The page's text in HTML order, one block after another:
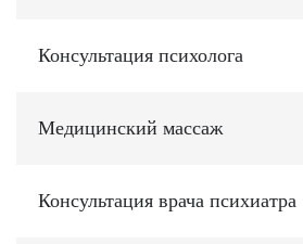
Консультация психолога
Медицинский массаж
Консультация врача психиатра